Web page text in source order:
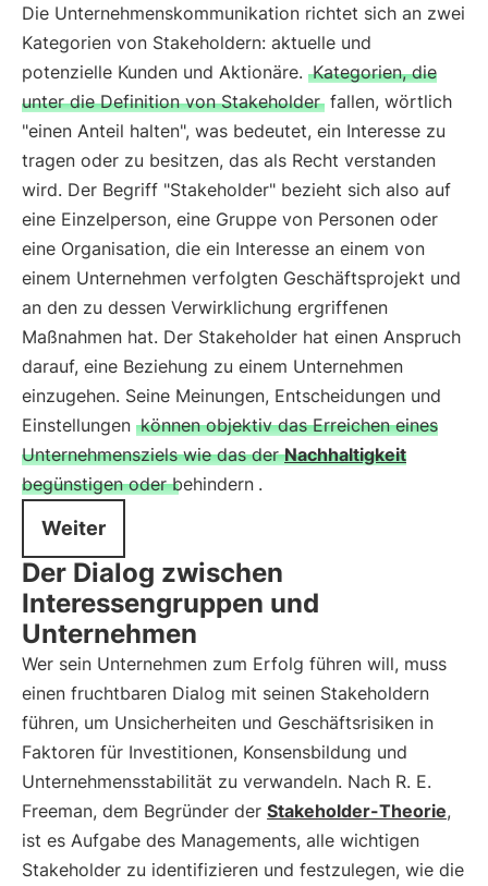
Die Unternehmenskommunikation richtet sich an zwei
Kategorien von Stakeholdern: aktuelle und
potenzielle Kunden und Aktionäre. Kategorien, die
unter die Definition von Stakeholder fallen, wörtlich
"einen Anteil halten", was bedeutet, ein Interesse zu
tragen oder zu besitzen, das als Recht verstanden
wird. Der Begriff "Stakeholder" bezieht sich also auf
eine Einzelperson, eine Gruppe von Personen oder
eine Organisation, die ein Interesse an einem von
einem Unternehmen verfolgten Geschäftsprojekt und
an den zu dessen Verwirklichung ergriffenen
Maßnahmen hat. Der Stakeholder hat einen Anspruch
darauf, eine Beziehung zu einem Unternehmen
einzugehen. Seine Meinungen, Entscheidungen und
Einstellungen können objektiv das Erreichen eines
Unternehmensziels wie das derNachhaltigkeit
begünstigen oder behindern .
Weiter
Der Dialog zwischen
Interessengruppen und
Unternehmen
Wer sein Unternehmen zum Erfolg führen will, muss
einen fruchtbaren Dialog mit seinen Stakeholdern
führen, um Unsicherheiten und Geschäftsrisiken in
Faktoren für Investitionen, Konsensbildung und
Unternehmensstabilität zu verwandeln. Nach R. E.
Freeman, dem Begründer der Stakeholder-Theorie,
ist es Aufgabe des Managements, alle wichtigen
Stakeholder zu identifizieren und festzulegen, wie die